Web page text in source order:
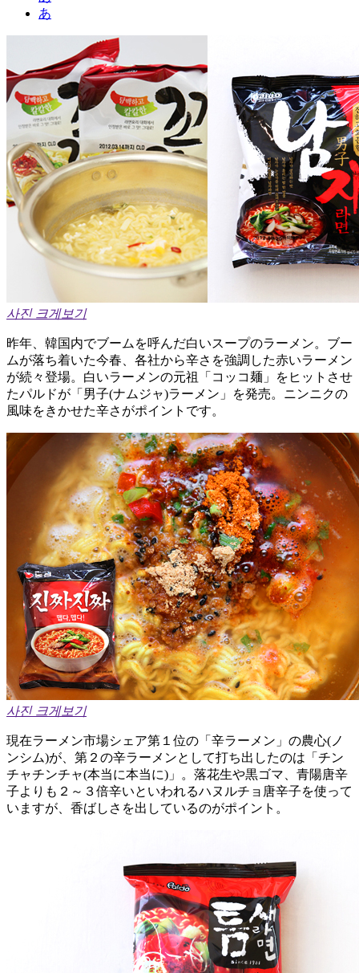
あ
사진 크게보기
昨年、韓国内でブームを呼んだ白いスープのラーメン。ブー
ムが落ち着いた今春、各社から辛さを強調した赤いラーメン
が続々登場。白いラーメンの元祖「コッコ麺」をヒットさせ
たパルドが「男子(ナムジャ)ラーメン」を発売。ニンニクの
風味をきかせた辛さがポイントです。
사진 크게보기
現在ラーメン市場シェア第１位の「辛ラーメン」の農心(ノ
ンシム)が、第２の辛ラーメンとして打ち出したのは「チン
チャチンチャ(本当に本当に)」。落花生や黒ゴマ、青陽唐辛
子よりも２～３倍辛いといわれるハヌルチョ唐辛子を使って
いますが、香ばしさを出しているのがポイント。